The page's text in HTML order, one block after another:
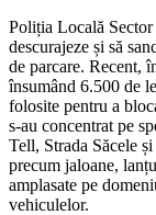
Poliția Locală Sector
descurajeze și să
de parcare. Recent,
însumând 6.500 de
folosite pentru a
s-au concentrat pe
Tell, Strada Săcele
precum jaloane,
amplasate pe
vehiculelor.